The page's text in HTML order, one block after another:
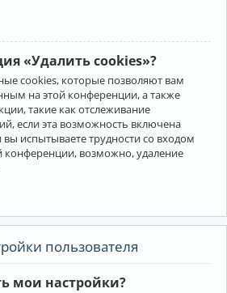
«Удалить cookies»?
cookies, которые позволяют вам
на этой конференции, а также
такие как отслеживание
если эта возможность включена
испытываете трудности со входом
возможно, удаление
пользователя
мои настройки?